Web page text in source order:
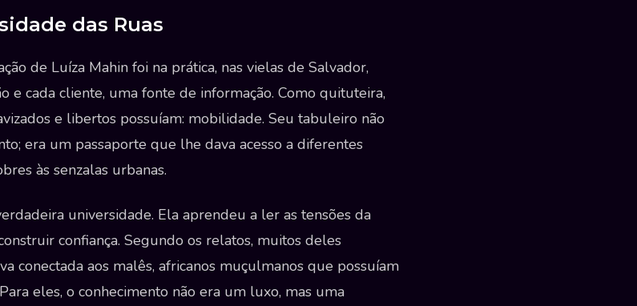
das Ruas
de Luíza Mahin foi na prática, nas vielas de Salvador,
e cada cliente, uma fonte de informação. Como quituteira,
e libertos possuíam: mobilidade. Seu tabuleiro não
era um passaporte que lhe dava acesso a diferentes
às senzalas urbanas.
universidade. Ela aprendeu a ler as tensões da
confiança. Segundo os relatos, muitos deles
conectada aos malês, africanos muçulmanos que possuíam
eles, o conhecimento não era um luxo, mas uma